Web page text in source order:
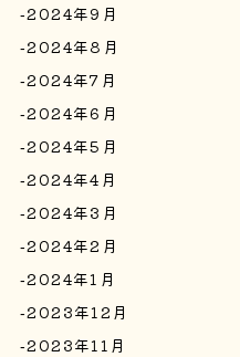
2024年9月
2024年8月
2024年7月
2024年6月
2024年5月
2024年4月
2024年3月
2024年2月
2024年1月
2023年12月
2023年11月